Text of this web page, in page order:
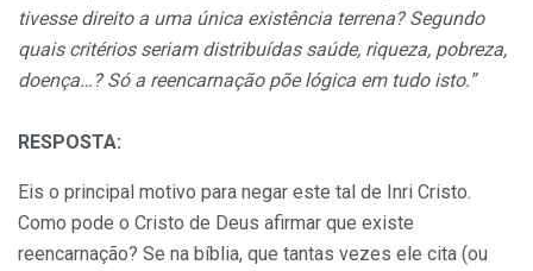
tivesse direito a uma única existência terrena? Segundo
quais critérios seriam distribuídas saúde, riqueza, pobreza,
doença…? Só a reencarnação põe lógica em tudo isto.”
RESPOSTA:
Eis o principal motivo para negar este tal de Inri Cristo.
Como pode o Cristo de Deus afirmar que existe
reencarnação? Se na bíblia, que tantas vezes ele cita (ou